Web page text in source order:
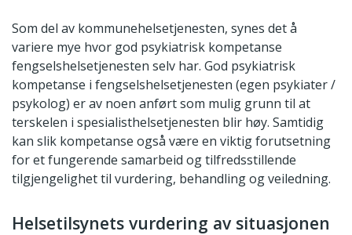
Som del av kommunehelsetjenesten, synes det å
variere mye hvor god psykiatrisk kompetanse
fengselshelsetjenesten selv har. God psykiatrisk
kompetanse i fengselshelsetjenesten (egen psykiater /
psykolog) er av noen anført som mulig grunn til at
terskelen i spesialisthelsetjenesten blir høy. Samtidig
kan slik kompetanse også være en viktig forutsetning
for et fungerende samarbeid og tilfredsstillende
tilgjengelighet til vurdering, behandling og veiledning.
Helsetilsynets vurdering av situasjonen